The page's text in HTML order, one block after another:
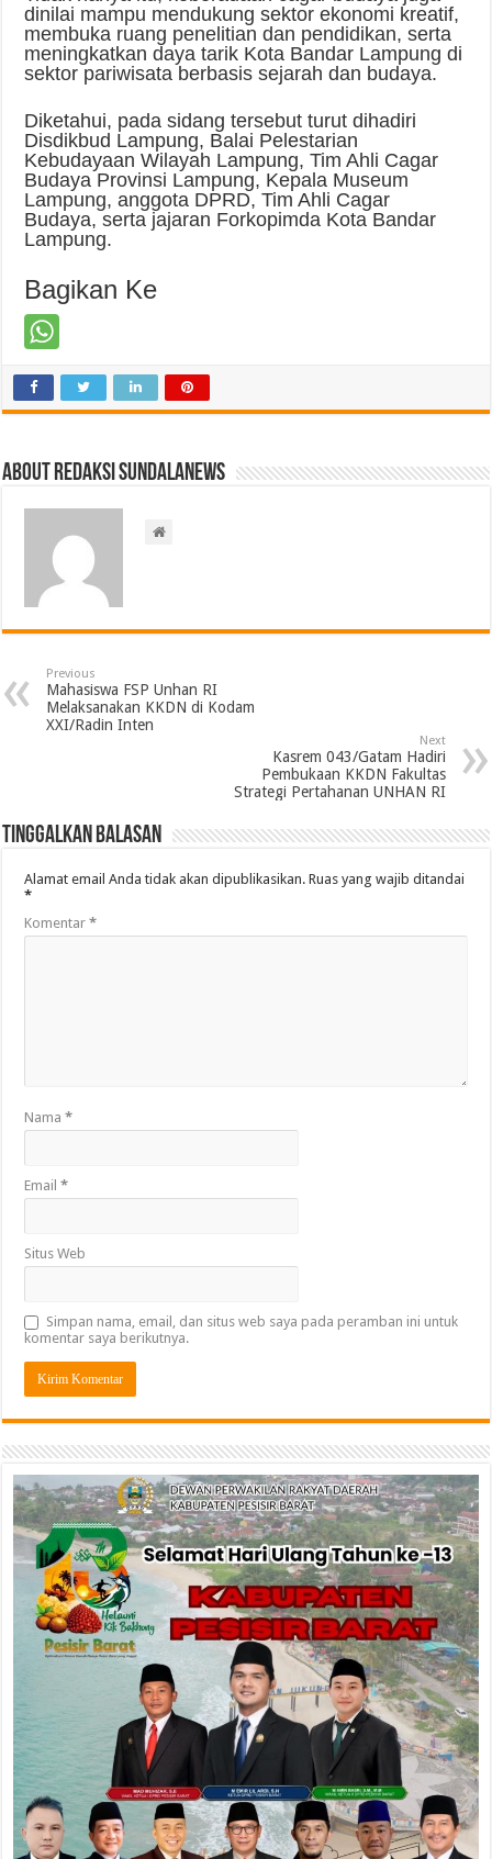
dinilai mampu mendukung sektor ekonomi kreatif,
membuka ruang penelitian dan pendidikan, serta
meningkatkan daya tarik Kota Bandar Lampung di
sektor pariwisata berbasis sejarah dan budaya.
Diketahui, pada sidang tersebut turut dihadiri
Disdikbud Lampung, Balai Pelestarian
Kebudayaan Wilayah Lampung, Tim Ahli Cagar
Budaya Provinsi Lampung, Kepala Museum
Lampung, anggota DPRD, Tim Ahli Cagar
Budaya, serta jajaran Forkopimda Kota Bandar
Lampung.
Bagikan Ke
About Redaksi Sundalanews
Previous
Mahasiswa FSP Unhan RI
Melaksanakan KKDN di Kodam
XXI/Radin Inten
Next
Kasrem 043/Gatam Hadiri
Pembukaan KKDN Fakultas
Strategi Pertahanan UNHAN RI
Tinggalkan Balasan
Alamat email Anda tidak akan dipublikasikan. Ruas yang wajib ditandai
*
Komentar*
Nama*
Email*
Situs Web
Simpan nama, email, dan situs web saya pada peramban ini untuk
komentar saya berikutnya.